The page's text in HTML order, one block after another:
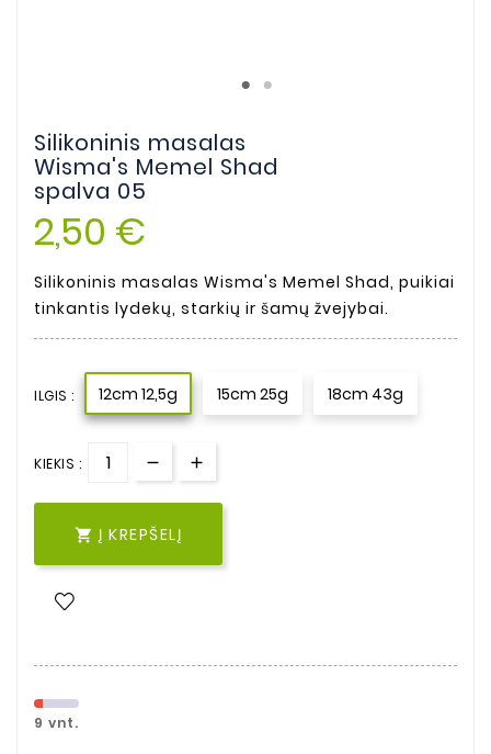
Silikoninis masalas
Wisma's Memel Shad
spalva 05
2,50 €
Silikoninis masalas Wisma's Memel Shad, puikiai
tinkantis lydekų, starkių ir šamų žvejybai.
ILGIS : 12cm 12,5g 15cm 25g 18cm 43g
KIEKIS :
 Į KREPŠELĮ
9 vnt.